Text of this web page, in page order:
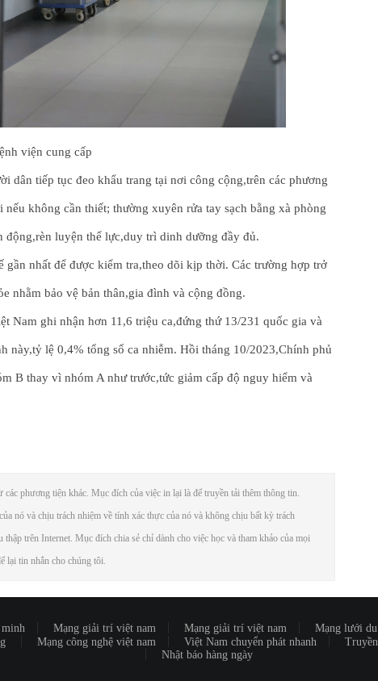
viện cung cấp
dân tiếp tục đeo khẩu trang tại nơi công cộng,trên các phương
không cần thiết; thường xuyên rửa tay sạch bằng xà phòng
động,rèn luyện thể lực,duy trì dinh dưỡng đầy đủ.
nhất để được kiểm tra,theo dõi kịp thời. Các trường hợp trở
nhằm bảo vệ bản thân,gia đình và cộng đồng.
Nam ghi nhận hơn 11,6 triệu ca,đứng thứ 13/231 quốc gia và
này,tỷ lệ 0,4% tổng số ca nhiễm. Hồi tháng 10/2023,Chính phủ
B thay vì nhóm A như trước,tức giảm cấp độ nguy hiểm và
phương tiện khác. Mục đích của việc in lại là để truyền tải thêm thông tin.
nó và chịu trách nhiệm về tính xác thực của nó và không chịu bất kỳ trách
trên Internet. Mục đích chia sẻ chỉ dành cho việc học và tham khảo của mọi
lại tin nhắn cho chúng tôi.
Mạng giải trí việt nam Mạng giải trí việt nam Mạng lưới
Mạng công nghệ việt nam Việt Nam chuyển phát nhanh
Nhật báo hàng ngày